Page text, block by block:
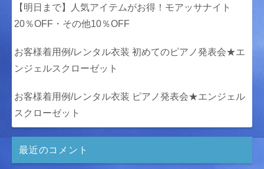
【明日まで】人気アイテムがお得！モアッサナイト
20％OFF・その他10％OFF
お客様着用例/レンタル衣装 初めてのピアノ発表会★エ
ンジェルスクローゼット
お客様着用例/レンタル衣装 ピアノ発表会★エンジェル
スクローゼット
最近のコメント